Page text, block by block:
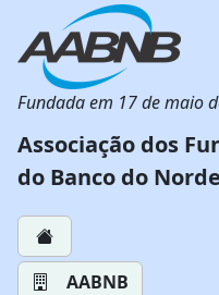
Fundada em 17 de maio
Associação dos
do Banco do
AABNB